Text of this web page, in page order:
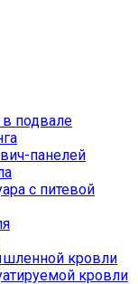
подвале
панелей
с питевой
кровли
кровли